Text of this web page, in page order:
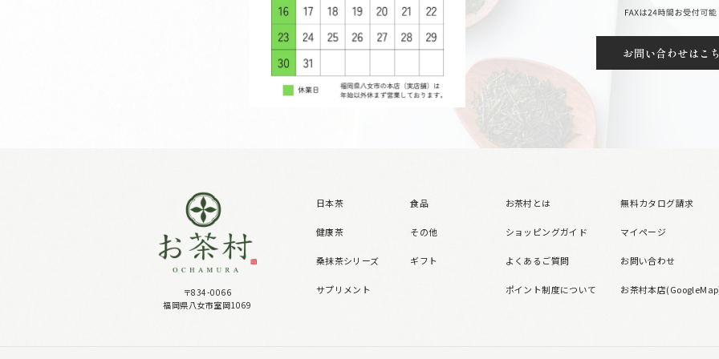
お問い合わせはこ
〒834-0066
福岡県八女市室岡1069
日本茶
健康茶
桑抹茶シリーズ
サプリメント
食品
その他
ギフト
お茶村とは
ショッピングガイド
よくあるご質問
ポイント制度について
無料カタログ請求
マイページ
お問い合わせ
お茶村本店